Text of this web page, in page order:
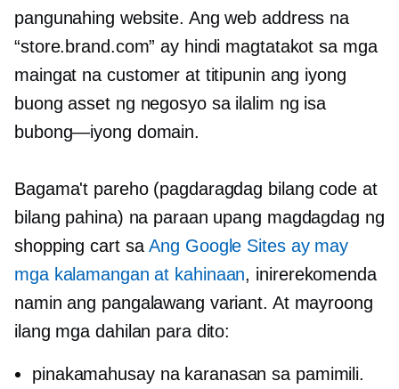
pangunahing website. Ang web address na
“store.brand.com” ay hindi magtatakot sa mga
maingat na customer at titipunin ang iyong
buong asset ng negosyo sa ilalim ng isa
bubong—iyong domain.
Bagama't pareho (pagdaragdag bilang code at
bilang pahina) na paraan upang magdagdag ng
shopping cart saAng Google Sites ay may
mga kalamangan at kahinaan, inirerekomenda
namin ang pangalawang variant. At mayroong
ilang mga dahilan para dito:
pinakamahusay na karanasan sa pamimili.